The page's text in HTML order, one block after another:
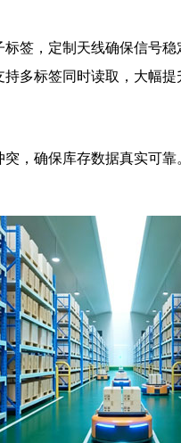
，定制天线确保信号稳
多标签同时读取，大幅提
确保库存数据真实可靠